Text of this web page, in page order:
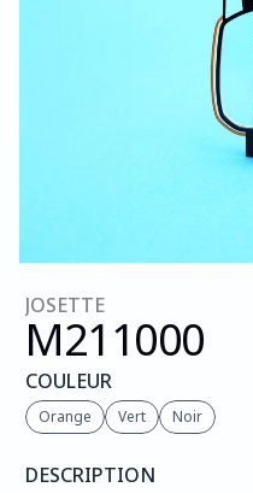
JOSETTE
M211000
COULEUR
Orange Vert Noir
DESCRIPTION